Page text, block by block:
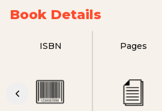
Book Details
ISBN Pages